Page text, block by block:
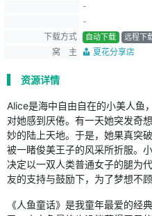
-
-
下载方式
自动下载 远程下
窝 主 夏花分享店
资源详情
Alice是海中自由自在的小美人鱼
对她感到厌倦。有一天她突发奇
妙的陆上天地。于是，她果真突
被一睹俊美王子的风采所折服。
决定以一双人类普通女子的腿为
友的支持与鼓励下，为了梦想不
《人鱼童话》是我童年最爱的经